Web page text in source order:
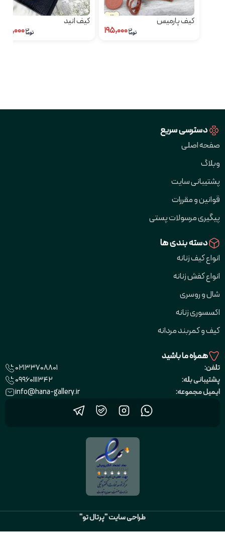
کیف پارمیس کیف انید
دسترسی سریع
صفحه اصلی
وبلاگ
پشتیبانی سایت
قوانین و مقررات
پیگیری مرسولات پستی
دسته بندی ها
انواع کیف زنانه
انواع کفش زنانه
شال و روسری
اکسسوری زنانه
کیف و کمربند مردانه
همراه ما باشید
تلفن:
02133708801
پشتیبانی بله:
09960111342
ایمیل مجموعه:
info@hana-gallery.ir
طراحی سایت "پرتال تو"